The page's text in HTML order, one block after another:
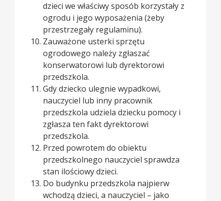
dzieci we właściwy sposób korzystały z
ogrodu i jego wyposażenia (żeby
przestrzegały regulaminu).
Zauważone usterki sprzętu
ogrodowego należy zgłaszać
konserwatorowi lub dyrektorowi
przedszkola.
Gdy dziecko ulegnie wypadkowi,
nauczyciel lub inny pracownik
przedszkola udziela dziecku pomocy i
zgłasza ten fakt dyrektorowi
przedszkola.
Przed powrotem do obiektu
przedszkolnego nauczyciel sprawdza
stan ilościowy dzieci.
Do budynku przedszkola najpierw
wchodzą dzieci, a nauczyciel – jako